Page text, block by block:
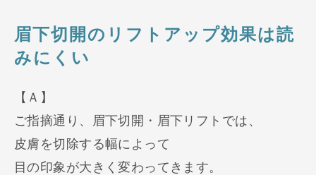
眉下切開のリフトアップ効果は読
みにくい
【Ａ】
ご指摘通り、眉下切開・眉下リフトでは、
皮膚を切除する幅によって
目の印象が大きく変わってきます。